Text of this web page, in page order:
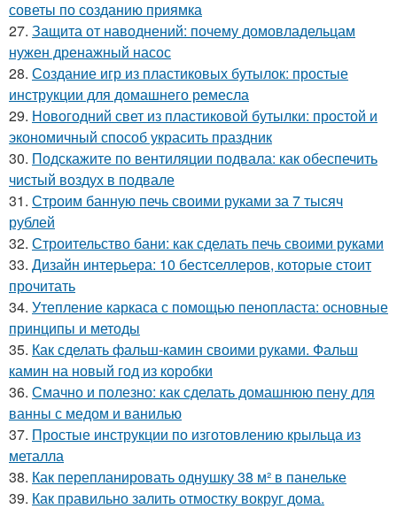
советы по созданию приямка
27. Защита от наводнений: почему домовладельцам
нужен дренажный насос
28. Создание игр из пластиковых бутылок: простые
инструкции для домашнего ремесла
29. Новогодний свет из пластиковой бутылки: простой и
экономичный способ украсить праздник
30. Подскажите по вентиляции подвала: как обеспечить
чистый воздух в подвале
31. Строим банную печь своими руками за 7 тысяч
рублей
32. Строительство бани: как сделать печь своими руками
33. Дизайн интерьера: 10 бестселлеров, которые стоит
прочитать
34. Утепление каркаса с помощью пенопласта: основные
принципы и методы
35. Как сделать фальш-камин своими руками. Фальш
камин на новый год из коробки
36. Смачно и полезно: как сделать домашнюю пену для
ванны с медом и ванилью
37. Простые инструкции по изготовлению крыльца из
металла
38. Как перепланировать однушку 38 м² в панельке
39. Как правильно залить отмостку вокруг дома.